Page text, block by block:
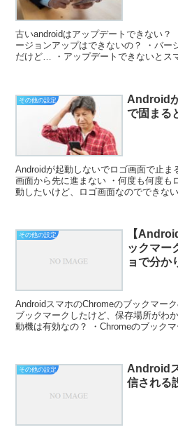
古いandroidはアップデートできない？
ージョンアップはできないの？ ・バー
だけど… ・アップデートできないとス
その他の設定
Android
で固まる
Androidが起動しないでロゴ画面で止
画面から先に進まない ・何度も何度も
動したいけど、ロゴ画面なのでできな
その他の設定
【
ックマー
ョで分か
AndroidスマホのChromeのブックマー
ブックマークしたけど、保存場所がわ
動機は有効なの？ ・Chromeのブック
その他の設定
Android
信される